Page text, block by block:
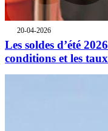
20-04-2026
Les soldes d’été
conditions et les